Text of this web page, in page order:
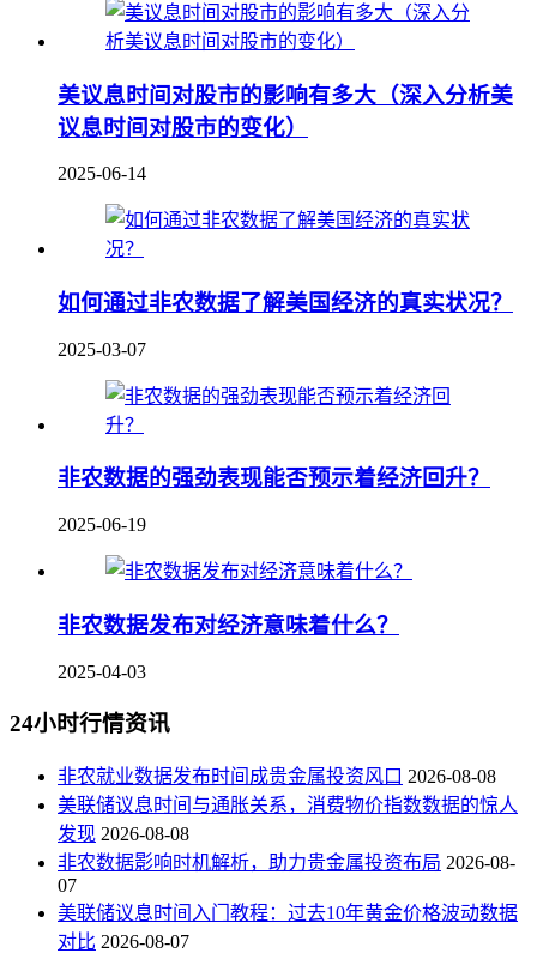
美议息时间对股市的影响有多大（深入分析美
议息时间对股市的变化）
2025-06-14
如何通过非农数据了解美国经济的真实状况？
2025-03-07
非农数据的强劲表现能否预示着经济回升？
2025-06-19
非农数据发布对经济意味着什么？
2025-04-03
24小时行情资讯
非农就业数据发布时间成贵金属投资风口 2026-08-08
美联储议息时间与通胀关系，消费物价指数数据的惊人
发现 2026-08-08
非农数据影响时机解析，助力贵金属投资布局 2026-08-
07
美联储议息时间入门教程：过去10年黄金价格波动数据
对比 2026-08-07